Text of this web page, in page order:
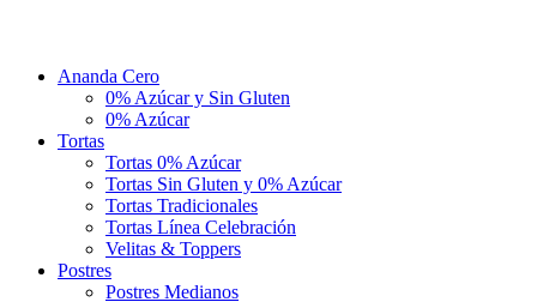
Ananda Cero
0% Azúcar y Sin Gluten
0% Azúcar
Tortas
Tortas 0% Azúcar
Tortas Sin Gluten y 0% Azúcar
Tortas Tradicionales
Tortas Línea Celebración
Velitas & Toppers
Postres
Postres Medianos